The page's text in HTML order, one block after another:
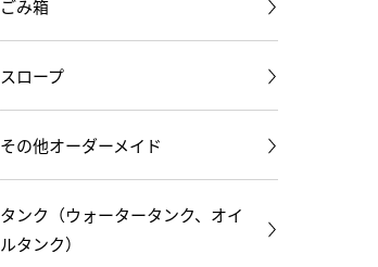
ごみ箱
スロープ
その他オーダーメイド
タンク（ウォータータンク、オイ
ルタンク）